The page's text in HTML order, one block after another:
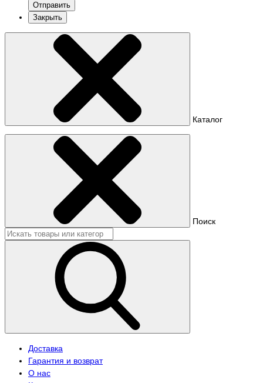
Отправить
Закрыть
Каталог
Поиск
Доставка
Гарантия и возврат
О нас